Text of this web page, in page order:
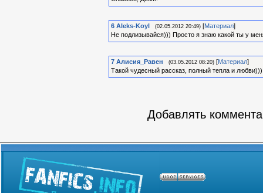
6 Aleks-Koyl (02.05.2012 20:49) [Материал]
Не подлизывайся))) Просто я знаю какой ты у
7 Алиcия_Равен (03.05.2012 08:20) [Материал]
Такой чудесный рассказ, полный тепла и любви)))
Добавлять